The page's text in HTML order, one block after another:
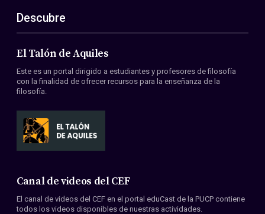
ES
EN
Acerca de nosotros
Miembros
Convenios
Descubre
El Talón de Aquiles
Este es un portal dirigido a estudiantes y profesores de filosofía
con la finalidad de ofrecer recursos para la enseñanza de la
filosofía.
Canal de videos del CEF
El canal de videos del CEF en el portal eduCast de la PUCP contiene
todos los videos disponibles de nuestras actividades.